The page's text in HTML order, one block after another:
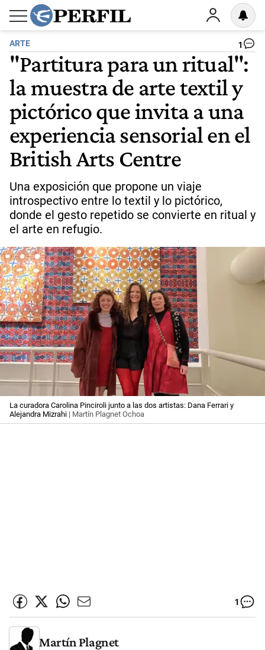
ARTE 1
"Partitura para un ritual":
la muestra de arte textil y
pictórico que invita a una
experiencia sensorial en el
British Arts Centre
Una exposición que propone un viaje
introspectivo entre lo textil y lo pictórico,
donde el gesto repetido se convierte en ritual y
el arte en refugio.
La curadora Carolina Pinciroli junto a las dos artistas: Dana Ferrari y
Alejandra Mizrahi | Martín Plagnet Ochoa
1
Martín Plagnet